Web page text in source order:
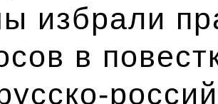
избрали
в